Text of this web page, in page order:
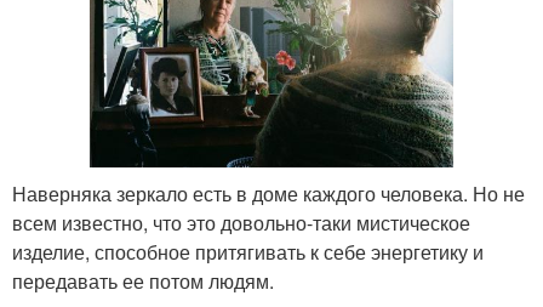
Наверняка зеркало есть в доме каждого человека. Но не
всем известно, что это довольно-таки мистическое
изделие, способное притягивать к себе энергетику и
передавать ее потом людям.